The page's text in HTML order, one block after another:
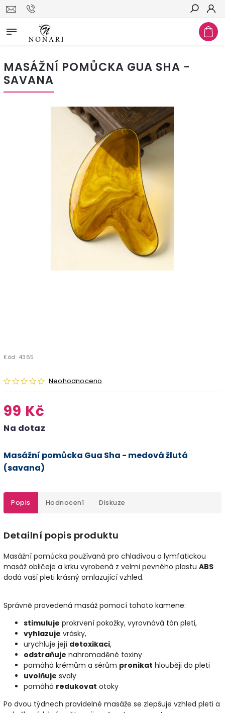
Hledat
MASÁŽNÍ POMŮCKA GUA SHA -
SAVANA
Kód: 4365
Neohodnoceno
99 Kč
Na dotaz
Masážní pomůcka Gua Sha - medová žlutá
(savana)
Popis Hodnocení Diskuze
Detailní popis produktu
Masážní pomůcka používaná pro chladivou a lymfatickou
masáž obličeje a krku vyrobená z velmi pevného plastu ABS
dodá vaší pleti krásný omlazující vzhled.
Správně provedená masáž pomocí tohoto kamene:
stimuluje prokrvení pokožky, vyrovnává tón pleti,
vyhlazuje vrásky,
urychluje její detoxikaci,
odstraňuje nahromaděné toxiny
pomáhá krémům a sérům pronikat hlouběji do pleti
uvolňuje svaly
pomáhá redukovat otoky
Po dvou týdnech pravidelné masáže se zlepšuje vzhled pleti a